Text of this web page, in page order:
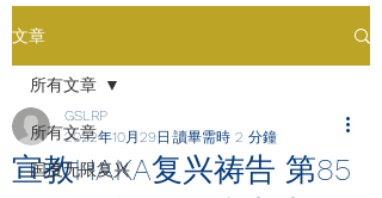
文章
所有文章
国度无限复兴
所有文章
宣教HAKA复兴祷告 第85
GSLRP
2022年10月29日 讀畢需時 2 分鐘